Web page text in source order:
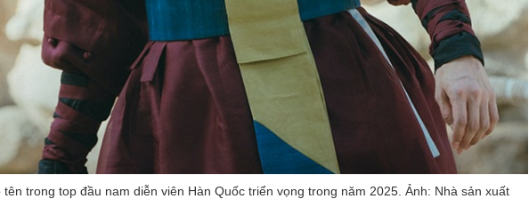
tên trong top đầu nam diễn viên Hàn Quốc triển vọng trong năm 2025. Ảnh: Nhà sản xuất